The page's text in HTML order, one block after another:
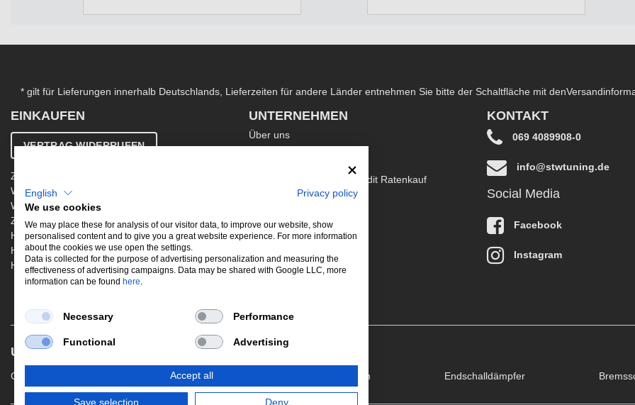
* gilt für Lieferungen innerhalb Deutschlands, Lieferzeiten für andere Länder entnehmen Sie bitte der Schaltfläche mit den
EINKAUFEN
VERTRAG WIDERRUFEN
Zahlung & Versand
Widerrufsbelehrung
Warenkorb
Zur Kasse
Hinweis zur Altölentsorgung
Hinweis zur Batterieentsorgung
Händler werden
UNTERNEHMEN
Über uns
Kontakt
Ergänzende AGB EasyCredit Ratenkauf
Datenschutzerklärung
Jobs
Newsletter
KONTAKT
069 4089908-0
info@stwtuning.de
Social Media
Facebook
Instagram
UNSERE BELIEBTESTEN PRODUKTE
Gewindefahrwerke Performance Auspuffklappen Endschalldämpfer
English
Privacy policy
We use cookies
We may place these for analysis of our visitor data, to improve our website, show
personalised content and to give you a great website experience. For more information
about the cookies we use open the settings.
Data is collected for the purpose of advertising personalization and measuring the
effectiveness of advertising campaigns. Data may be shared with Google LLC, more
information can be found here.
Necessary Performance
Functional Advertising
Accept all
Save selection Deny